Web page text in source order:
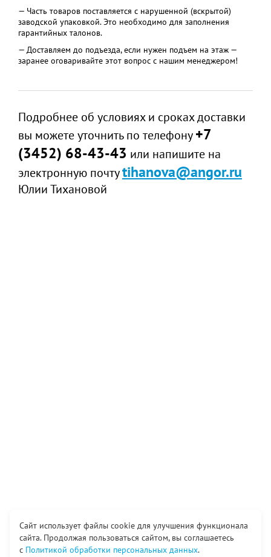
— Часть товаров поставляется с нарушенной (вскрытой)
заводской упаковкой. Это необходимо для заполнения
гарантийных талонов.
— Доставляем до подъезда, если нужен подъем на этаж —
заранее оговаривайте этот вопрос с нашим менеджером!
Подробнее об условиях и сроках доставки
вы можете уточнить по телефону+7
(3452) 68-43-43 или напишите на
электронную почтуtihanova@angor.ru
Юлии Тихановой
Сайт использует файлы cookie для улучшения функционала
сайта. Продолжая пользоваться сайтом, вы соглашаетесь
с Политикой обработки персональных данных.